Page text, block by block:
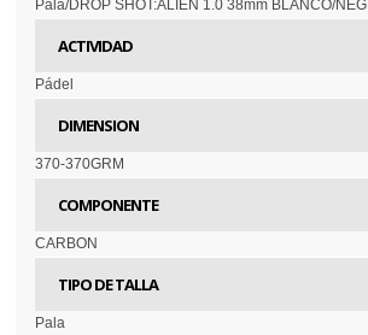
Pala/DROP SHOT:ALIEN 1.0 38mm BLANCO/
ACTIVIDAD
Pádel
DIMENSION
370-370GRM
COMPONENTE
CARBON
TIPO DE TALLA
Pala